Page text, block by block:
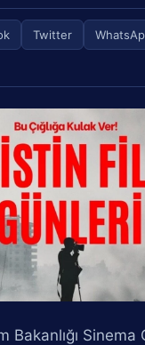
Twitter
Bakanlığı Sinema